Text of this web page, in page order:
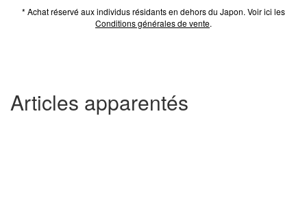
Articles apparentés
* Achat réservé aux individus résidants en dehors du Japon. Voir ici les
Conditions générales de vente.